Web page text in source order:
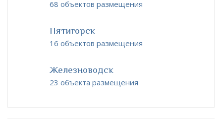
68 объектов размещения
Пятигорск
16 объектов размещения
Железноводск
23 объекта размещения